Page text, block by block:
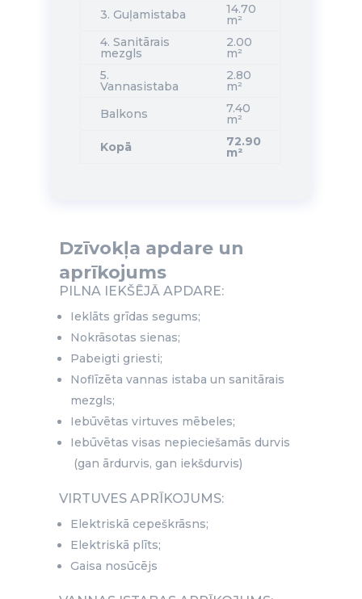
3. Guļamistaba
14.70
m²
4. Sanitārais
mezgls
2.00
m²
5.
Vannasistaba
2.80
m²
Balkons
7.40
m²
Kopā
72.90
m²
Dzīvokļa apdare un
aprīkojums
PILNA IEKŠĒJĀ APDARE:
Ieklāts grīdas segums;
Nokrāsotas sienas;
Pabeigti griesti;
Noflīzēta vannas istaba un sanitārais
mezgls;
Iebūvētas virtuves mēbeles;
Iebūvētas visas nepieciešamās durvis
(gan ārdurvis, gan iekšdurvis)
VIRTUVES APRĪKOJUMS:
Elektriskā cepeškrāsns;
Elektriskā plīts;
Gaisa nosūcējs